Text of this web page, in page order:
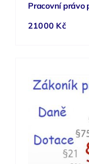
Pracovní právo
21000 Kč